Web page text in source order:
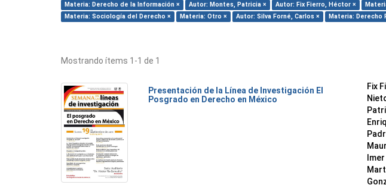
Materia: Derecho de la Información ×
Autor: Montes, Patricia × Autor: Fix Fierro, Héctor ×
Materia: Sociología del Derecho ×
Materia: Otro × Autor: Silva Forné, Carlos × Materia: Derecho
Mostrando ítems 1-1 de 1
Presentación de la Línea de Investigación El
Posgrado en Derecho en México
Fix